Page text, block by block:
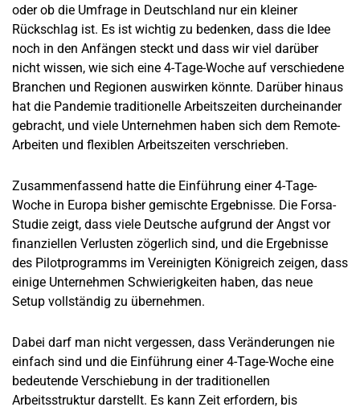
oder ob die Umfrage in Deutschland nur ein kleiner
Rückschlag ist. Es ist wichtig zu bedenken, dass die Idee
noch in den Anfängen steckt und dass wir viel darüber
nicht wissen, wie sich eine 4-Tage-Woche auf verschiedene
Branchen und Regionen auswirken könnte. Darüber hinaus
hat die Pandemie traditionelle Arbeitszeiten durcheinander
gebracht, und viele Unternehmen haben sich dem Remote-
Arbeiten und flexiblen Arbeitszeiten verschrieben.
Zusammenfassend hatte die Einführung einer 4-Tage-
Woche in Europa bisher gemischte Ergebnisse. Die Forsa-
Studie zeigt, dass viele Deutsche aufgrund der Angst vor
finanziellen Verlusten zögerlich sind, und die Ergebnisse
des Pilotprogramms im Vereinigten Königreich zeigen, dass
einige Unternehmen Schwierigkeiten haben, das neue
Setup vollständig zu übernehmen.
Dabei darf man nicht vergessen, dass Veränderungen nie
einfach sind und die Einführung einer 4-Tage-Woche eine
bedeutende Verschiebung in der traditionellen
Arbeitsstruktur darstellt. Es kann Zeit erfordern, bis